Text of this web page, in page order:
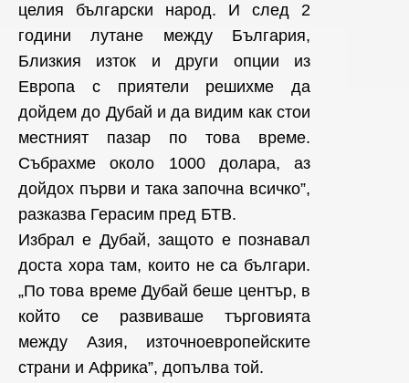
целия български народ. И след 2
години лутане между България,
Близкия изток и други опции из
Европа с приятели решихме да
дойдем до Дубай и да видим как стои
местният пазар по това време.
Събрахме около 1000 долара, аз
дойдох първи и така започна всичко”,
разказва Герасим пред БТВ.
Избрал е Дубай, защото е познавал
доста хора там, които не са българи.
„По това време Дубай беше център, в
който се развиваше търговията
между Азия, източноевропейските
страни и Африка”, допълва той.